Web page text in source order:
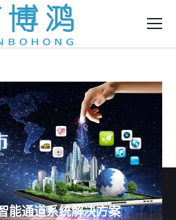
能通道系统解决方案